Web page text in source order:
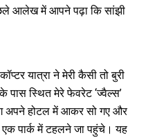
आलेख में आपने पढ़ा कि सांझी
यात्रा ने मेरी कैसी तो बुरी
स्थित मेरे फेवरेट ‘ज्वैल्स’
अपने होटल में आकर सो गए और
पार्क में टहलने जा पहुंचे। यह